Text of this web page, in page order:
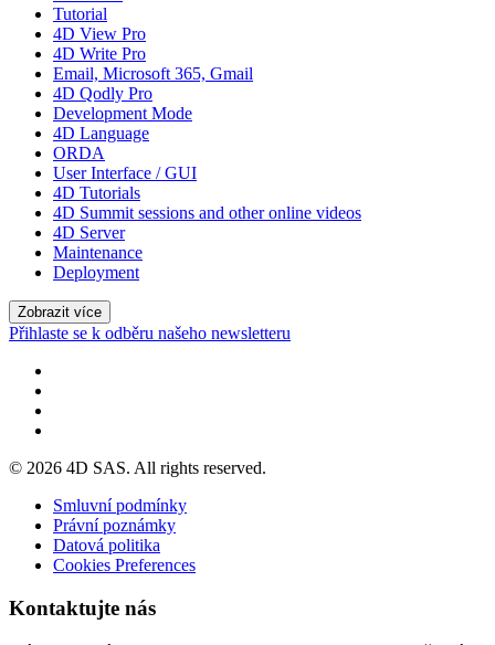
Tutorial
4D View Pro
4D Write Pro
Email, Microsoft 365, Gmail
4D Qodly Pro
Development Mode
4D Language
ORDA
User Interface / GUI
4D Tutorials
4D Summit sessions and other online videos
4D Server
Maintenance
Deployment
Zobrazit více
Přihlaste se k odběru našeho newsletteru
© 2026 4D SAS. All rights reserved.
Smluvní podmínky
Právní poznámky
Datová politika
Cookies Preferences
Kontaktujte nás